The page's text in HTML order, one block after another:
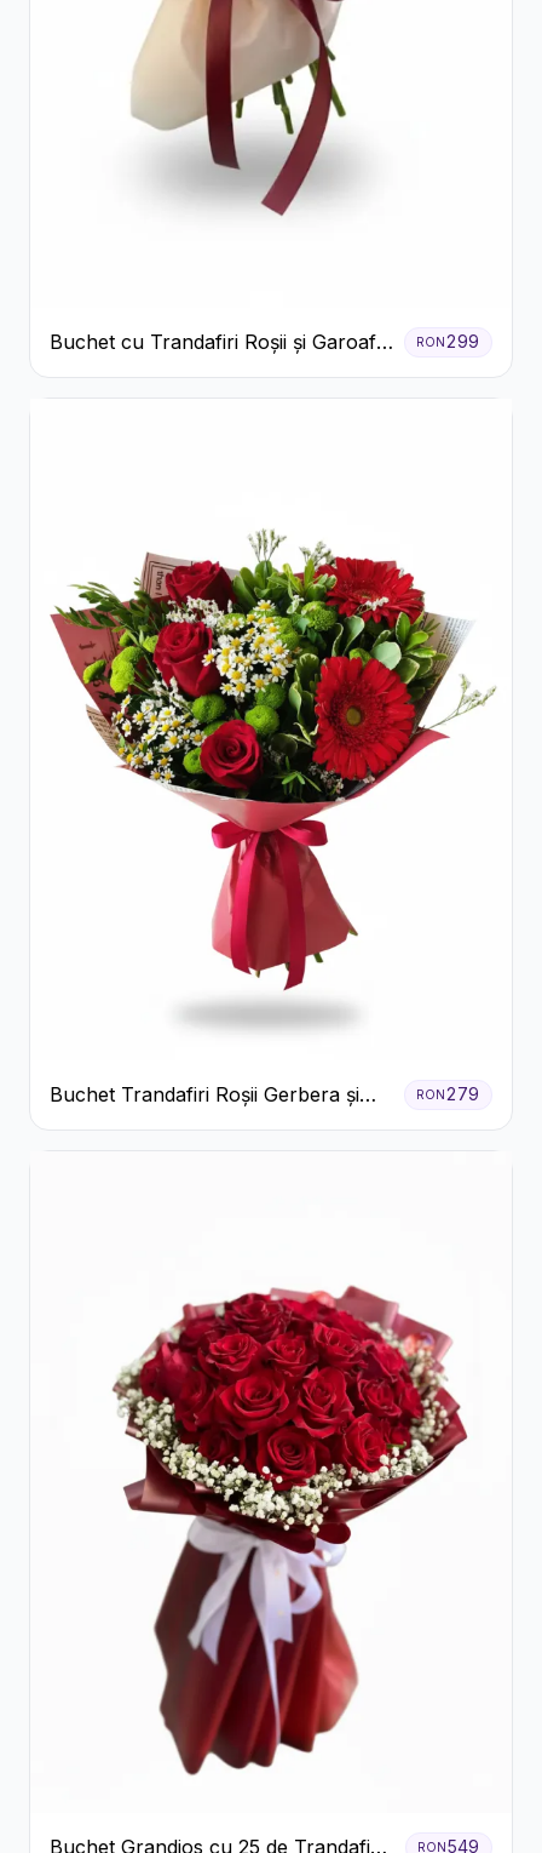
Buchet cu Trandafiri Roșii și Garoafe
Roz Pal
RON299
Buchet Trandafiri Roșii Gerbera și
Verdeață
RON279
Buchet Grandios cu 25 de Trandafiri RON549